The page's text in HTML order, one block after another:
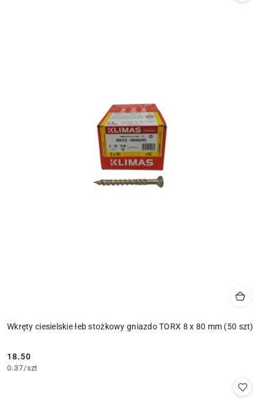
Wkręty ciesielskie łeb stożkowy gniazdo TORX 8 x 80 mm (50 szt)
Cena:
18.50
0.37/szt